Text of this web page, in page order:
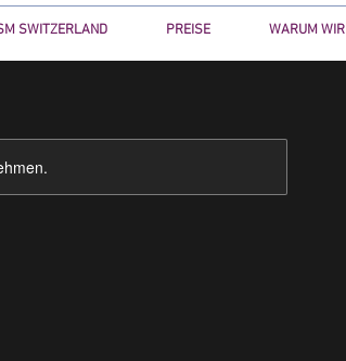
SWITZERLAND PREISE WARUM WIR